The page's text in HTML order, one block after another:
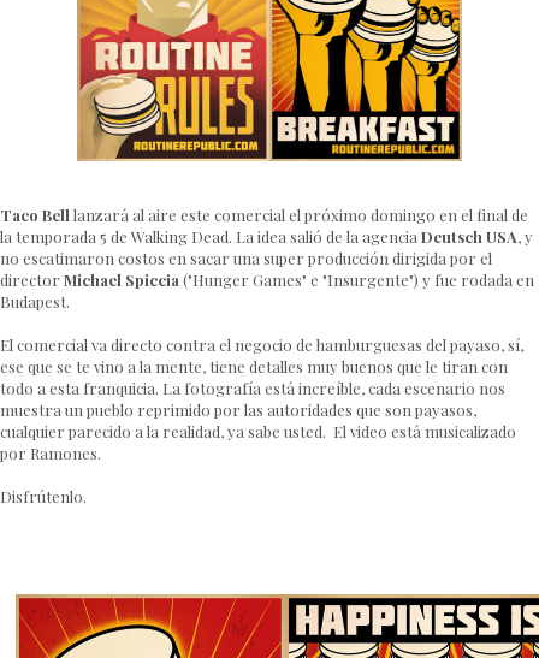
Taco Bell lanzará al aire este comercial el próximo domingo en el final de
la temporada 5 de Walking Dead. La idea salió de la agencia Deutsch USA, y
no escatimaron costos en sacar una super producción dirigida por el
director Michael Spiccia ("Hunger Games" e "Insurgente") y fue rodada en
Budapest.
El comercial va directo contra el negocio de hamburguesas del payaso, sí,
ese que se te vino a la mente, tiene detalles muy buenos que le tiran con
todo a esta franquicia. La fotografía está increíble, cada escenario nos
muestra un pueblo reprimido por las autoridades que son payasos,
cualquier parecido a la realidad, ya sabe usted. El video está musicalizado
por Ramones.
Disfrútenlo.